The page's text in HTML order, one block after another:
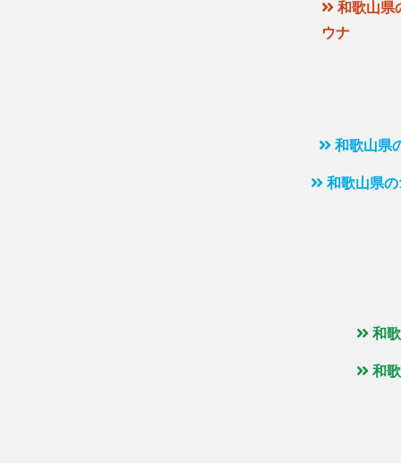
和歌山県
ウナ
和歌山県
和歌山県
和
和